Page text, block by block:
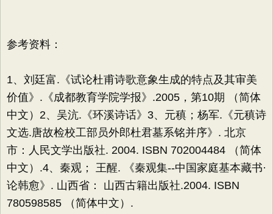
参考资料：
1、刘廷富.《试论杜甫诗歌意象生成的特点及其审美
价值》.《成都教育学院学报》.2005，第10期 （简体
中文）2、吴沆.《环溪诗话》3、元稹；杨军.《元稹诗
文选.唐故检校工部员外郎杜君墓系铭并序》. 北京
市：人民文学出版社. 2004. ISBN 702004484 （简体
中文）.4、秦观； 王醒. 《秦观集--中国家庭基本藏书·
论韩愈》. 山西省： 山西古籍出版社.2004. ISBN
780598585 （简体中文）.